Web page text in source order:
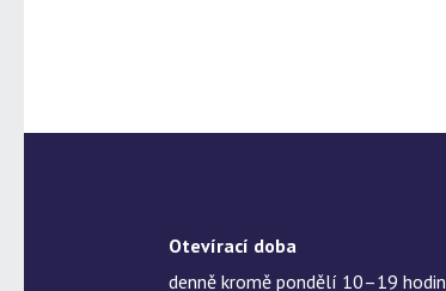
Otevírací doba
denně kromě pondělí 10–19 hodin